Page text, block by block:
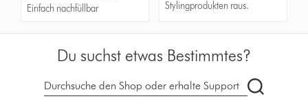
Einfach nachfüllbar
Stylingprodukten raus.
Du suchst etwas Bestimmtes?
Dyson.ch